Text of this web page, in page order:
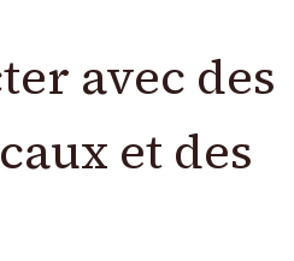
avec des
et des